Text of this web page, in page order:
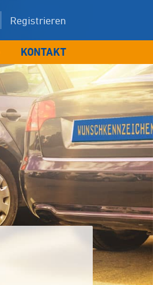
Registrieren
KONTAKT